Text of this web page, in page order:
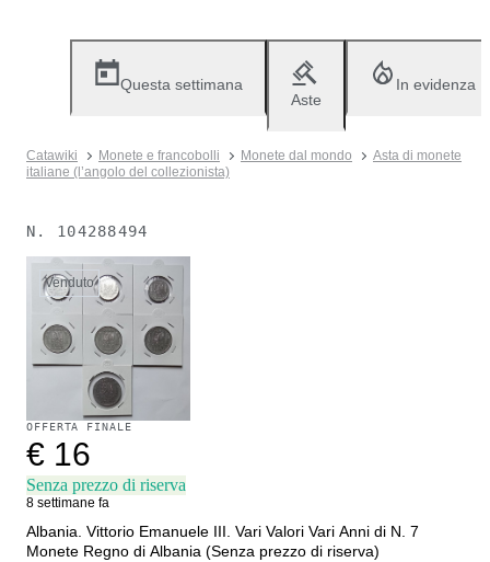
Questa settimana
Aste
In evidenza
Catawiki Monete e francobolli Monete dal mondo
Asta di monete
italiane (l’angolo del collezionista)
N. 104288494
Venduto
OFFERTA FINALE
€ 16
Senza prezzo di riserva
8 settimane fa
Albania. Vittorio Emanuele III. Vari Valori Vari Anni di N. 7
Monete Regno di Albania (Senza prezzo di riserva)